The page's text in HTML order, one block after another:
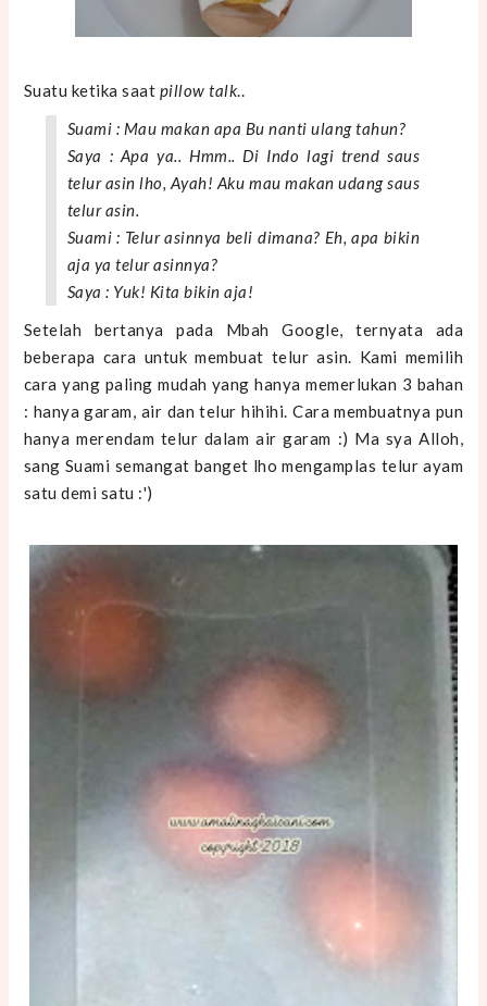
Suatu ketika saat pillow talk..
Suami : Mau makan apa Bu nanti ulang tahun?
Saya : Apa ya.. Hmm.. Di Indo lagi trend saus
telur asin lho, Ayah! Aku mau makan udang saus
telur asin.
Suami : Telur asinnya beli dimana? Eh, apa bikin
aja ya telur asinnya?
Saya : Yuk! Kita bikin aja!
Setelah bertanya pada Mbah Google, ternyata ada
beberapa cara untuk membuat telur asin. Kami memilih
cara yang paling mudah yang hanya memerlukan 3 bahan
: hanya garam, air dan telur hihihi. Cara membuatnya pun
hanya merendam telur dalam air garam :) Ma sya Alloh,
sang Suami semangat banget lho mengamplas telur ayam
satu demi satu :')